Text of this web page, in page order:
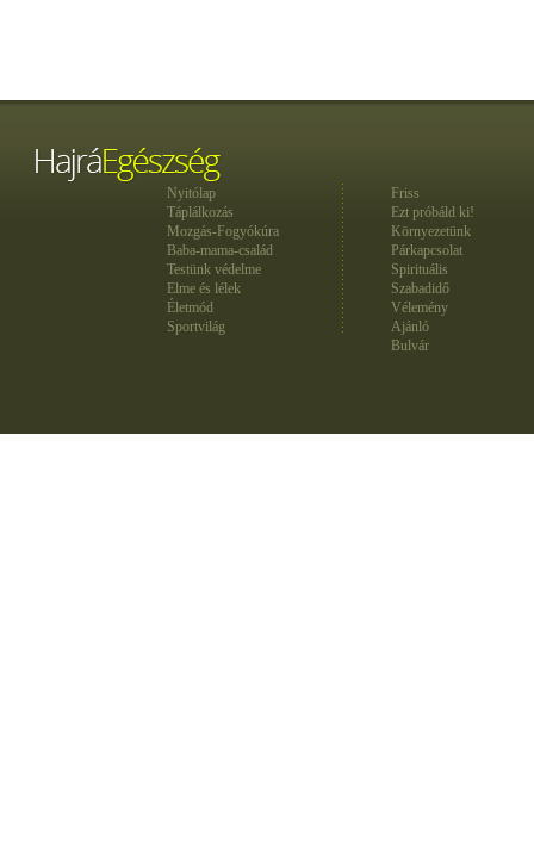
Nyitólap
Táplálkozás
Mozgás-Fogyókúra
Baba-mama-család
Testünk védelme
Elme és lélek
Életmód
Sportvilág
Friss
Ezt próbáld ki!
Környezetünk
Párkapcsolat
Spirituális
Szabadidő
Vélemény
Ajánló
Bulvár